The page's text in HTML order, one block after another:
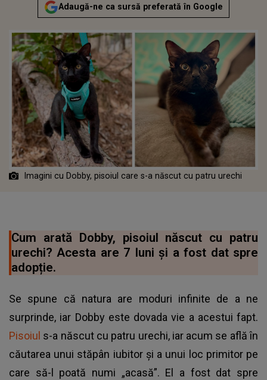
Adaugă-ne ca sursă preferată în Google
Imagini cu Dobby, pisoiul care s-a născut cu patru urechi
Cum arată Dobby, pisoiul născut cu patru
urechi? Acesta are 7 luni și a fost dat spre
adopție.
Se spune că natura are moduri infinite de a ne
surprinde, iar Dobby este dovada vie a acestui fapt.
Pisoiul s-a născut cu patru urechi, iar acum se află în
căutarea unui stăpân iubitor și a unui loc primitor pe
care să-l poată numi „acasă”. El a fost dat spre